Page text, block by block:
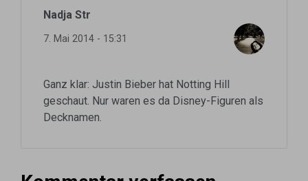
Nadja Str
7. Mai 2014 - 15:31
Ganz klar: Justin Bieber hat Notting Hill
geschaut. Nur waren es da Disney-Figuren als
Decknamen.